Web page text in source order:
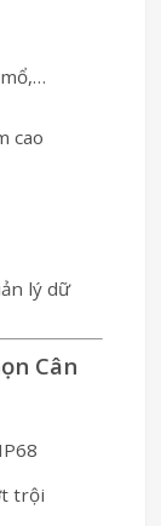
cao
lý dữ
Cân
trội